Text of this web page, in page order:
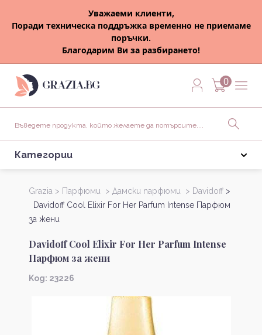
Уважаеми клиенти,
Поради техническа поддръжка временно не приемаме
поръчки.
Благодарим Ви за разбирането!
0
Категории
Grazia > Парфюми > Дамски парфюми > Davidoff >
Davidoff Cool Elixir For Her Parfum Intense Парфюм
за жени
Davidoff Cool Elixir For Her Parfum Intense
Парфюм за жени
Kод: 23226